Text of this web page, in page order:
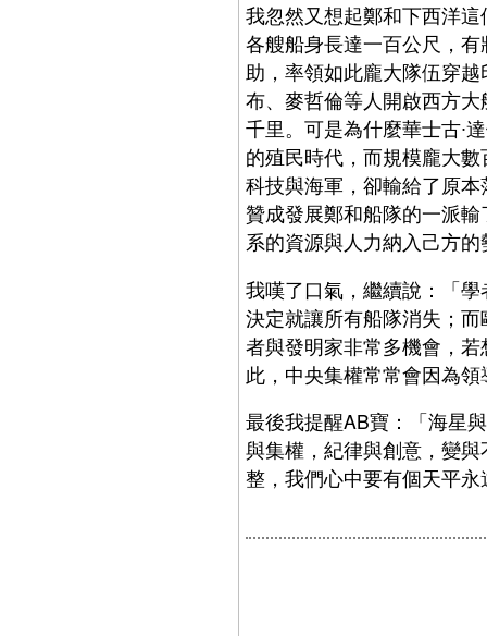
我忽然又想起鄭和下西洋
各艘船身長達一百公尺，
助，率領如此龐大隊伍穿
布、麥哲倫等人開啟西方
千里。可是為什麼華士古∙
的殖民時代，而規模龐大
科技與海軍，卻輸給了原
贊成發展鄭和船隊的一派
系的資源與人力納入己方
我嘆了口氣，繼續說：「
決定就讓所有船隊消失；
者與發明家非常多機會，
此，中央集權常常會因為
最後我提醒AB寶：「海星
與集權，紀律與創意，變
整，我們心中要有個天平